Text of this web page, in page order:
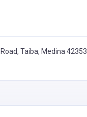
Taiba, Medina 42353